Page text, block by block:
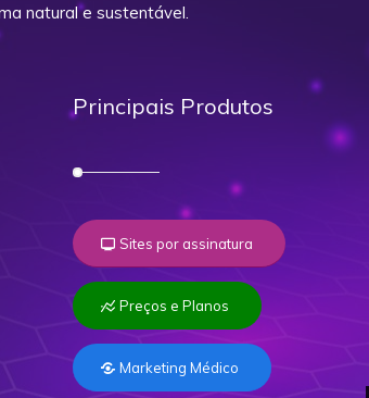
natural e sustentável.
Principais Produtos
Sites por assinatura
Preços e Planos
Marketing Médico